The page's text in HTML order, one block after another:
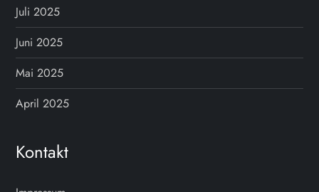
n
u
m
e
Juli 2025
Juni 2025
Mai 2025
April 2025
Kontakt